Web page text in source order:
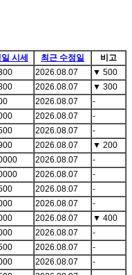
시세 최근 수정일
비고
2026.08.07 ▼ 500
2026.08.07 ▼ 300
2026.08.07
-
2026.08.07
-
2026.08.07
-
2026.08.07 ▼ 200
2026.08.07
-
2026.08.07
-
2026.08.07
-
2026.08.07
-
2026.08.07 ▼ 400
2026.08.07
-
2026.08.07
-
2026.08.07
-